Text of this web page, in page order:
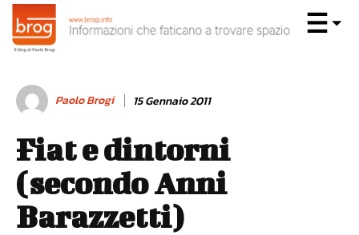
Paolo Brogi 15 Gennaio 2011
Fiat e dintorni
(secondo Anni
Barazzetti)